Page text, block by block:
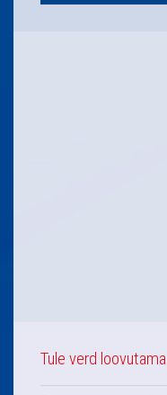
Tule verd loovutama